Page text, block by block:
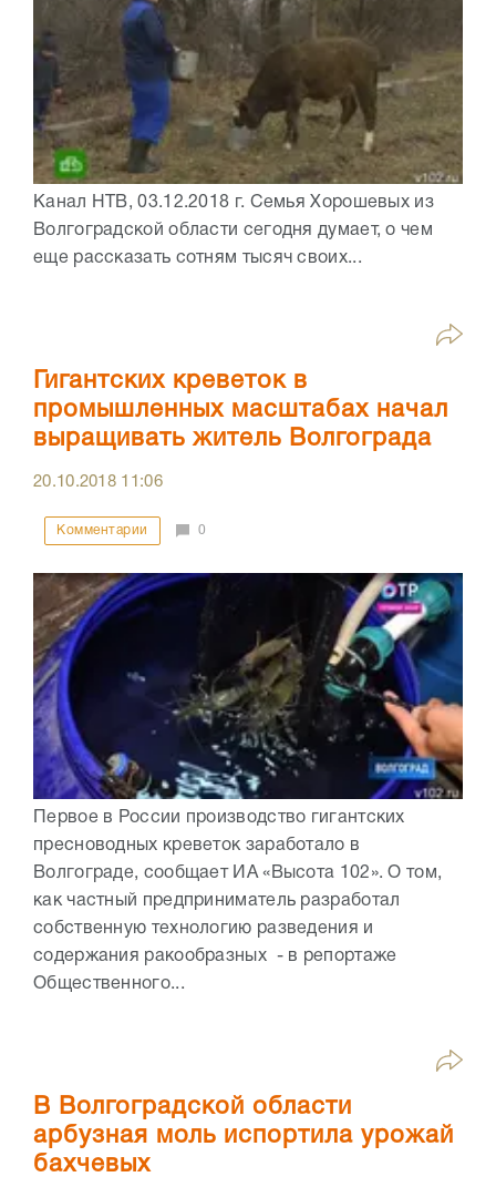
Канал НТВ, 03.12.2018 г. Семья Хорошевых из
Волгоградской области сегодня думает, о чем
еще рассказать сотням тысяч своих...
Гигантских креветок в
промышленных масштабах начал
выращивать житель Волгограда
20.10.2018 11:06
Комментарии 0
Первое в России производство гигантских
пресноводных креветок заработало в
Волгограде, сообщает ИА «Высота 102». О том,
как частный предприниматель разработал
собственную технологию разведения и
содержания ракообразных - в репортаже
Общественного...
В Волгоградской области
арбузная моль испортила урожай
бахчевых